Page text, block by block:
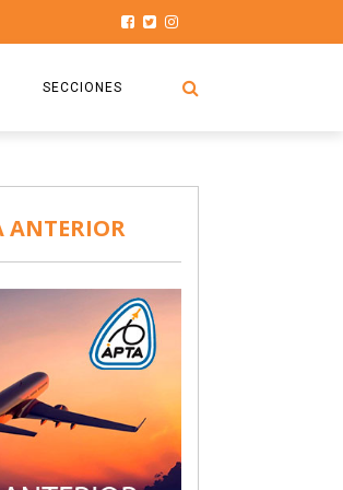
SECCIONES
SEGURIDAD AÉREA
TURISMO Y RECREACIÓN
VIDEOS
ANTERIOR